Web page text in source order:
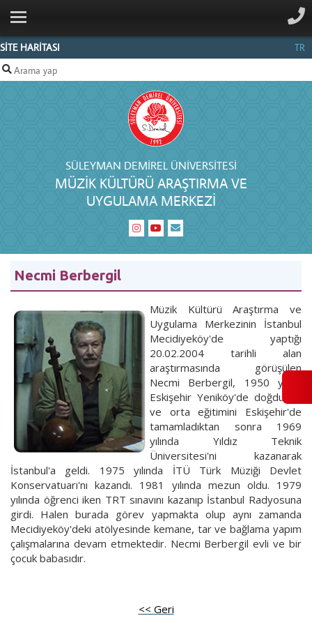
SİTE HARİTASI TR
SÜLEYMAN DEMIREL ÜNIVERSITESI
MÜZIK KÜLTÜRÜ ARAŞTIRMA VE
UYGULAMA MERKEZI
ANA SAYFA
MERKEZ
HAKKINDA
BELGELIK
Necmi Berbergil
Müzik Kültürü Araştırma ve
Uygulama Merkezinin İstanbul
Mecidiyeköy'de yaptığı
20.02.2004 tarihli alan
araştırmasında görüşülen
Necmi Berbergil, 1950 yılıda
Eskişehir Yeniköy'de doğdu. İlk
ve orta eğitimini Eskişehir'de
tamamladıktan sonra 1969
yılında Yıldız Teknik
Üniversitesi'ni kazanarak
İstanbul'a geldi. 1975 yılında İTÜ Türk Müziği Devlet
Konservatuarı'nı kazandı. 1981 yılında mezun oldu. 1979
yılında öğrenci iken TRT sınavını kazanıp İstanbul Radyosuna
girdi. Halen burada görev yapmakta olup aynı zamanda
Mecidiyeköy'deki atölyesinde kemane, tar ve bağlama yapım
çalışmalarına devam etmektedir. Necmi Berbergil evli ve bir
çocuk babasıdır.
<< Geri